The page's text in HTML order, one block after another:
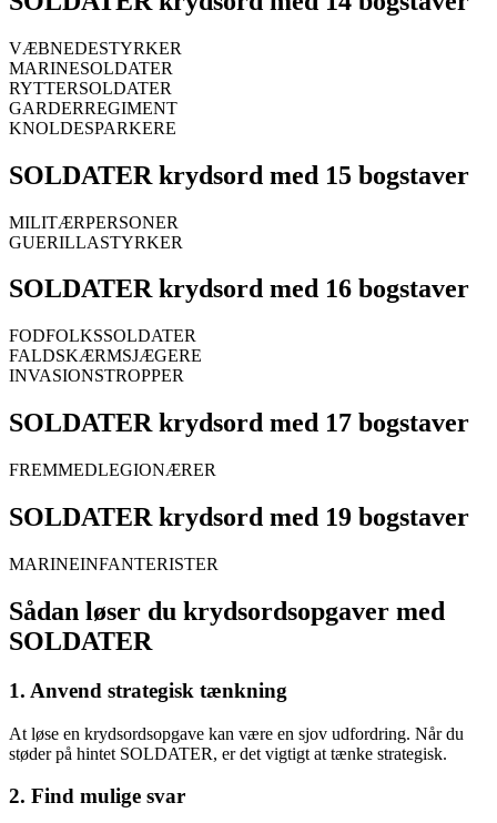
VÆBNEDESTYRKER
MARINESOLDATER
RYTTERSOLDATER
GARDERREGIMENT
KNOLDESPARKERE
SOLDATER krydsord med 15 bogstaver
MILITÆRPERSONER
GUERILLASTYRKER
SOLDATER krydsord med 16 bogstaver
FODFOLKSSOLDATER
FALDSKÆRMSJÆGERE
INVASIONSTROPPER
SOLDATER krydsord med 17 bogstaver
FREMMEDLEGIONÆRER
SOLDATER krydsord med 19 bogstaver
MARINEINFANTERISTER
Sådan løser du krydsordsopgaver med
SOLDATER
1. Anvend strategisk tænkning
At løse en krydsordsopgave kan være en sjov udfordring. Når du
støder på hintet SOLDATER, er det vigtigt at tænke strategisk.
2. Find mulige svar